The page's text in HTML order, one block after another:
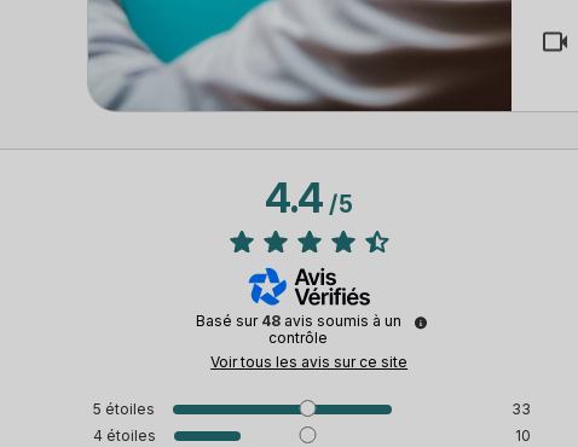
4.4/5
Basé sur 48 avis soumis à un
contrôle
Voir tous les avis sur ce site
5 étoiles
33
4 étoiles
10